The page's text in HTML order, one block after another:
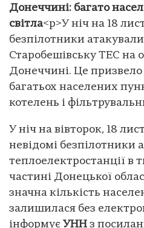
Донеччині: багато
світла<p>У ніч на 18
безпілотники
Старобешівську ТЕС на
Донеччині. Це
багатьох населених
котелень і
У ніч на вівторок, 18
невідомі безпілотники
теплоелектростанції в
частині Донецької
значна кількість
залишилася без
інформує УНН з